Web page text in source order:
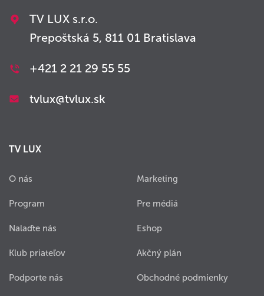
TV LUX s.r.o.
Prepoštská 5, 811 01 Bratislava
+421 2 21 29 55 55
tvlux@tvlux.sk
TV LUX
O nás
Program
Nalaďte nás
Klub priateľov
Podporte nás
Marketing
Pre médiá
Eshop
Akčný plán
Obchodné podmienky